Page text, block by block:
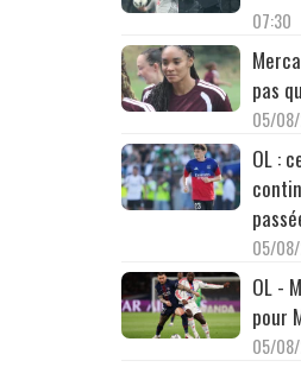
07:30
pas
05/
OL :
05/
OL -
pour
05/